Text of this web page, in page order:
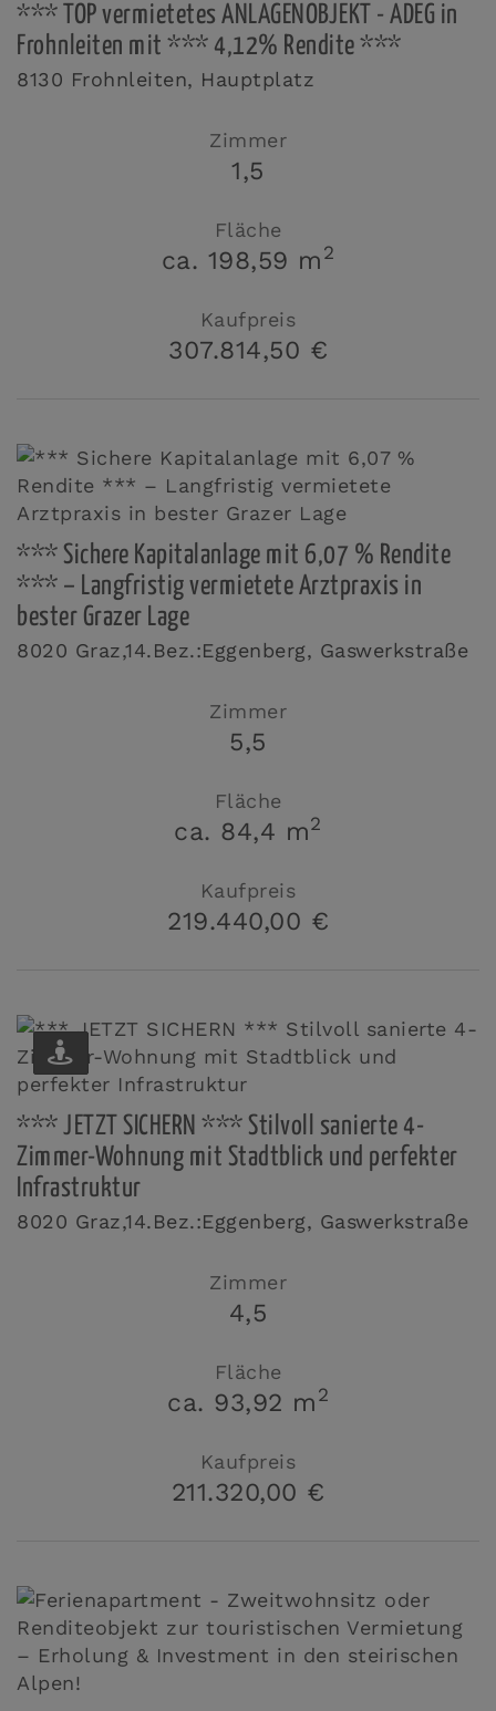
*** TOP vermietetes ANLAGENOBJEKT - ADEG in
Frohnleiten mit *** 4,12% Rendite ***
8130 Frohnleiten, Hauptplatz
Zimmer
1,5
Fläche
ca. 198,59 m 2
Kaufpreis
307.814,50 €
*** Sichere Kapitalanlage mit 6,07 % Rendite
*** – Langfristig vermietete Arztpraxis in
bester Grazer Lage
8020 Graz,14.Bez.:Eggenberg, Gaswerkstraße
Zimmer
5,5
Fläche
ca. 84,4 m2
Kaufpreis
219.440,00 €
*** JETZT SICHERN *** Stilvoll sanierte 4-
Zimmer-Wohnung mit Stadtblick und perfekter
Infrastruktur
8020 Graz,14.Bez.:Eggenberg, Gaswerkstraße
Zimmer
4,5
Fläche
ca. 93,92 m 2
Kaufpreis
211.320,00 €